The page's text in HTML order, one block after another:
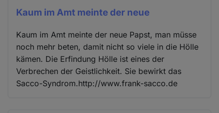
Kaum im Amt meinte der neue
Kaum im Amt meinte der neue Papst, man müsse
noch mehr beten, damit nicht so viele in die Hölle
kämen. Die Erfindung Hölle ist eines der
Verbrechen der Geistlichkeit. Sie bewirkt das
Sacco-Syndrom.http://www.frank-sacco.de